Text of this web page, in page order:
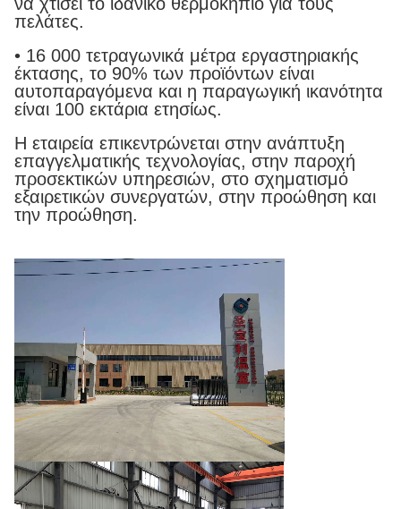
πελάτες.
• 16 000 τετραγωνικά μέτρα εργαστηριακής
έκτασης, το 90% των προϊόντων είναι
αυτοπαραγόμενα και η παραγωγική ικανότητα
είναι 100 εκτάρια ετησίως.
Η εταιρεία επικεντρώνεται στην ανάπτυξη
επαγγελματικής τεχνολογίας, στην παροχή
προσεκτικών υπηρεσιών, στο σχηματισμό
εξαιρετικών συνεργατών, στην προώθηση και
την προώθηση.